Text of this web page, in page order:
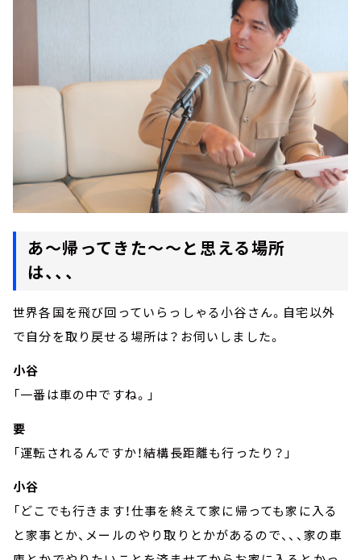
あ～帰ってきた～～と思える場所
は、、、
世界各国を飛び回っていらっしゃる小谷さん。自宅以外
で自分を取り戻せる場所は？お伺いしました。
小谷
「一番は車の中ですね。」
要
「運転されるんですか！結構長距離も行ったり？」
小谷
「どこでも行きます！仕事を終えて家に帰っても家に入る
と家事とか、メールのやり取りとかがあるので、、、家の車